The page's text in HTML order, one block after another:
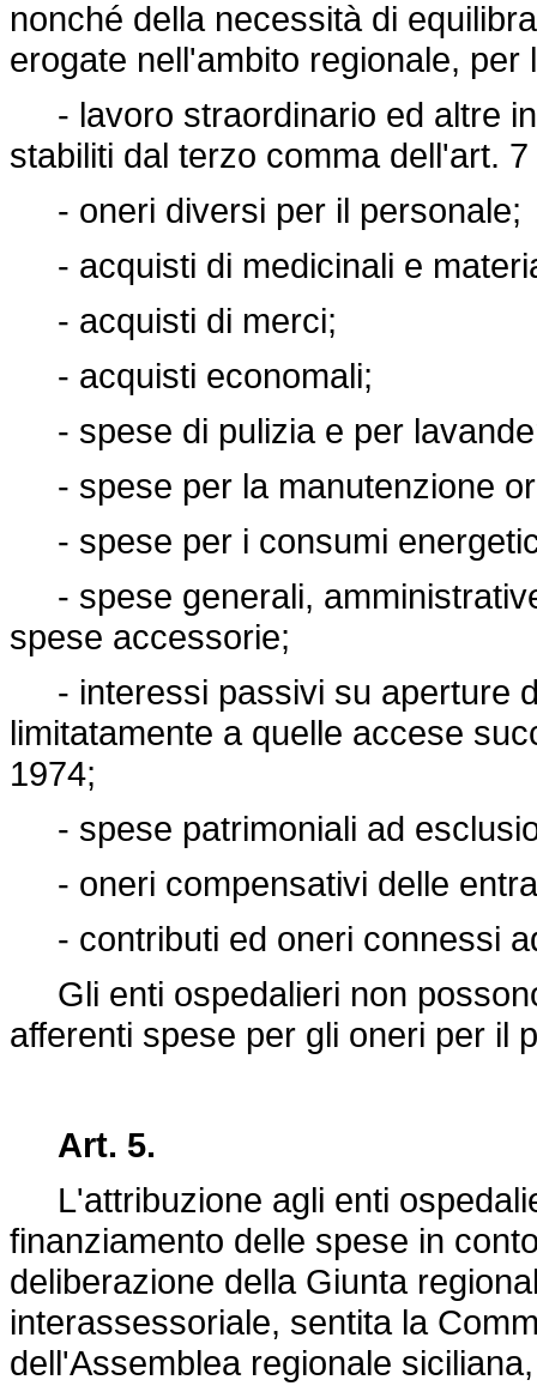
nonché della necessità di
erogate nell'ambito regionale, per
- lavoro straordinario ed altre
stabiliti dal terzo comma dell'art.
- oneri diversi per il personale;
- acquisti di medicinali e
- acquisti di merci;
- acquisti economali;
- spese di pulizia e per
- spese per la manutenzione
- spese per i consumi
- spese generali,
spese accessorie;
- interessi passivi su aperture
limitatamente a quelle accese
1974;
- spese patrimoniali ad
- oneri compensativi delle
- contributi ed oneri connessi
Gli enti ospedalieri non
afferenti spese per gli oneri per il
Art. 5.
L'attribuzione agli enti
finanziamento delle spese in
deliberazione della Giunta
interassessoriale, sentita la
dell'Assemblea regionale